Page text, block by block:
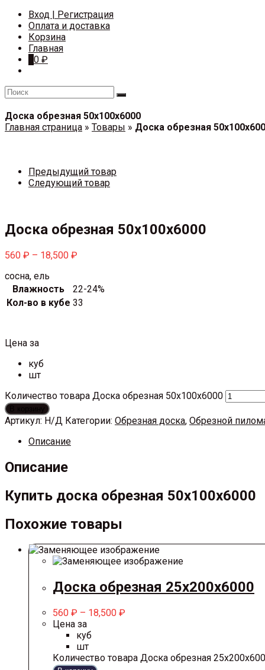
Вход | Регистрация
Оплата и доставка
Корзина
Главная
0 ₽
Доска обрезная 50х100х6000
Главная страница » Товары » Доска обрезная
Предыдущий товар
Следующий товар
Доска обрезная 50х100х6000
560 ₽ – 18,500 ₽
сосна, ель
Влажность
22-24%
Кол-во в кубе 33
Цена за
куб
шт
Количество товара Доска обрезная 50х100х6000
В корзину
Артикул: Н/Д Категории: Обрезная доска, Обрезной
Описание
Описание
Купить доска обрезная 50х100х6000
Похожие товары
Доска обрезная 25х200х6000
560 ₽ – 18,500 ₽
Цена за
куб
шт
Количество товара Доска обрезная